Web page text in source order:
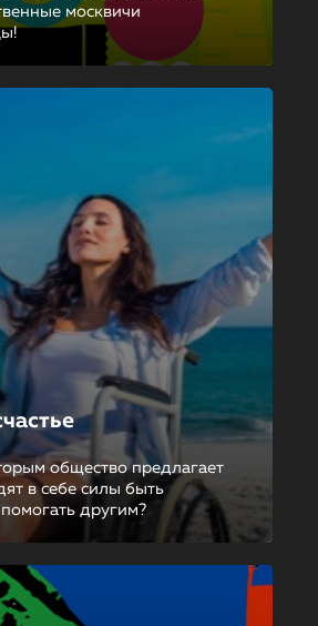
москвичи
общество предлагает
в себе силы быть
другим?